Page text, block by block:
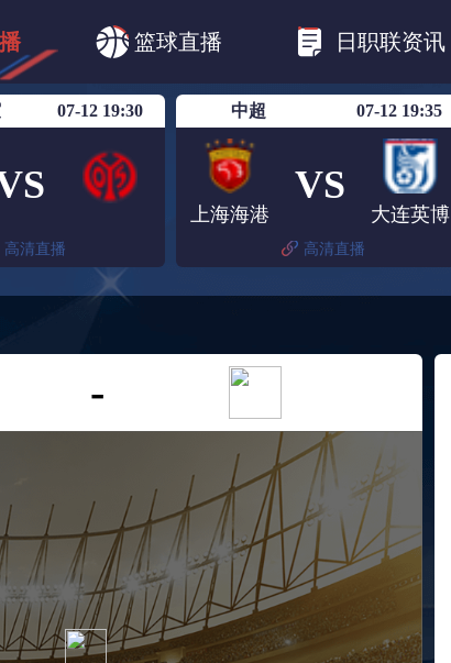
篮球直播 日职联资讯
日职联 日职联FC东京
广岛三箭
07-12 19:30
高清直播
中超 07-12 19:35
上海海港
VS
大连英博
高清直播
-